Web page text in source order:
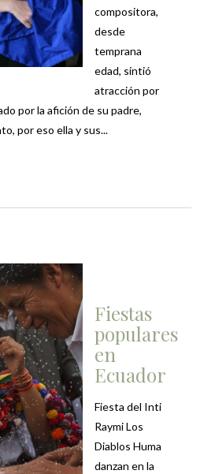
compositora,
desde
temprana
edad, sintió
atracción por
por la afición de su padre,
por eso ella y sus...
Fiestas
populares
en
Ecuador
Fiesta del Inti
Raymi Los
Diablos Huma
danzan en la